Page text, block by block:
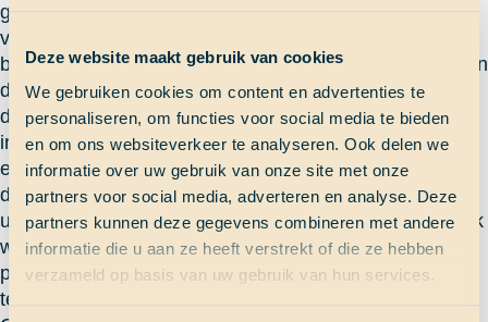
Deze website maakt gebruik van cookies
We gebruiken cookies om content en advertenties te
personaliseren, om functies voor social media te bieden
en om ons websiteverkeer te analyseren. Ook delen we
informatie over uw gebruik van onze site met onze
partners voor social media, adverteren en analyse. Deze
partners kunnen deze gegevens combineren met andere
informatie die u aan ze heeft verstrekt of die ze hebben
verzameld op basis van uw gebruik van hun services.
gebeurd is: PJ stond achter in de salon, omdat zijn
vaste plekje in het magazijn vergast werd tegen de
beestjes. Waarschijnlijk is zijn plastic huisje door gassen
die uit zijn eten (fruit) kwamen opgezwollen en is de
deksel eraf geknald. Deze is toen waarschijnlijk schuin
in het hok gevallen en zo is PJ uit het hok gekropen, is
een beetje gaan rondzwerven en heeft toen zijn plek in
de boordbibliotheek gevonden. Er werd een beloning
uitgeloofd voor degene die PJ zou vinden en uiteindelijk
was Ben dat: die krijgt een drankje van Pascal op het
peperdure Bermuda. Gelukkig is ons huisdier weer
terug!